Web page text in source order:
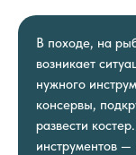
В походе, на
возникает
нужного
консервы,
развести
инструментов